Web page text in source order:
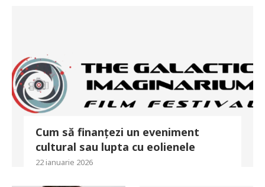
Cum să finanțezi un eveniment
cultural sau lupta cu eolienele
22 ianuarie 2026